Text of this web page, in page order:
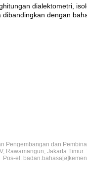
dialektometri,
dengan
Pengembangan dan
Rawamangun, Jakarta
Pos-el: badan.bahasa[a